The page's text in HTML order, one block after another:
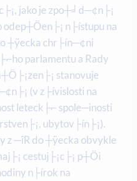
jako je zpo┼╛d─¢n├¡
odep┼Öen├¡ n├ístupu na
┼ÿecka chr├ín─¢ni
parlamentu a Rady
stanovuje
(v z├ívislosti na
leteck├⌐ spole─ìnosti
ubytov├ín├¡).
z ─îR do ┼ÿecka obvykle
cestuj├¡c├¡ p┼Öi
n├írok na